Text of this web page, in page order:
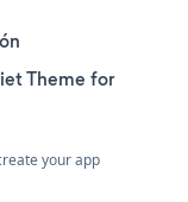
Theme for
your app